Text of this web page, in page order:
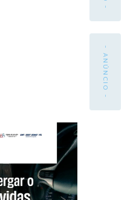
- ANÚNCIO -